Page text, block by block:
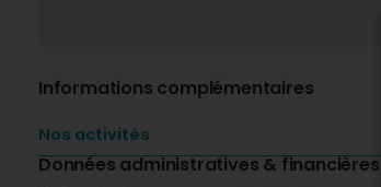
Informations complémentaires
Nos activités
Données administratives & financières